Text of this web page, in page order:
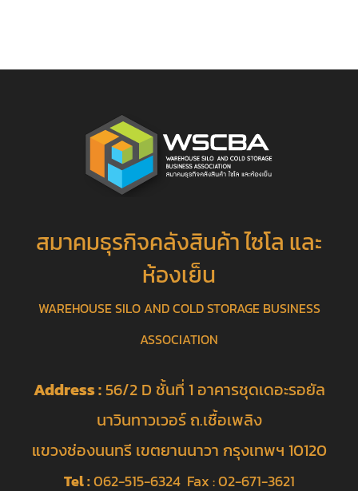
สมาคมธุรกิจคลังสินค้า ไซโล และ
ห้องเย็น
WAREHOUSE SILO AND COLD STORAGE BUSINESS
ASSOCIATION
Address :56/2 D ชั้นที่ 1 อาคารชุดเดอะรอยัล
นาวินทาวเวอร์ ถ.เชื้อเพลิง
แขวงช่องนนทรี เขตยานนาวา กรุงเทพฯ 10120
Tel :062-515-6324 Fax : 02-671-3621